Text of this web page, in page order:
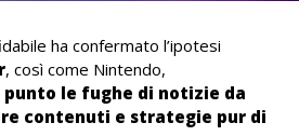
ha confermato l’ipotesi
, così come Nintendo,
le fughe di notizie da
contenuti e strategie pur di